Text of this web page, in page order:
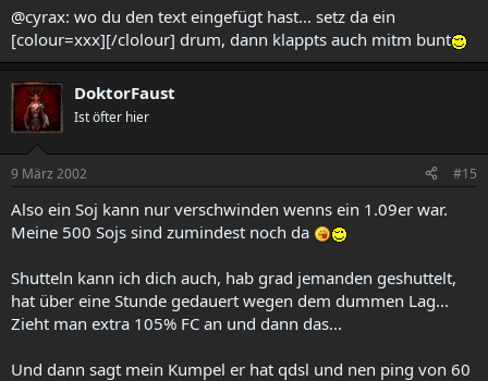
@cyrax: wo du den text eingefügt hast... setz da ein
[colour=xxx][/clolour] drum, dann klappts auch mitm bunt
DoktorFaust
Ist öfter hier
9 März 2002 #15
Also ein Soj kann nur verschwinden wenns ein 1.09er war.
Meine 500 Sojs sind zumindest noch da
Shutteln kann ich dich auch, hab grad jemanden geshuttelt,
hat über eine Stunde gedauert wegen dem dummen Lag...
Zieht man extra 105% FC an und dann das...
Und dann sagt mein Kumpel er hat qdsl und nen ping von 60